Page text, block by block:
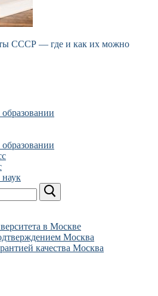
СССР — где и как их можно
в Москве
Москва
качества Москва